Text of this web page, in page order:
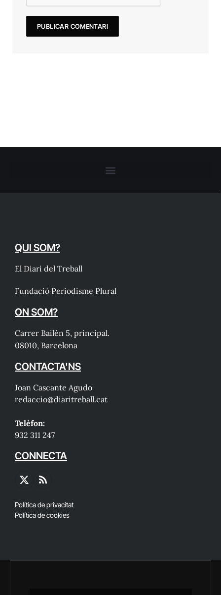
QUI SOM?
El Diari del Treball
Fundació Periodisme Plural
ON SOM?
Carrer Bailén 5, principal.
08010, Barcelona
CONTACTA'NS
Joan Cascante Agudo
redaccio@diaritreball.cat
Telèfon:
932 311 247
CONNECTA
X
RSS
Política de privacitat
Política de cookies